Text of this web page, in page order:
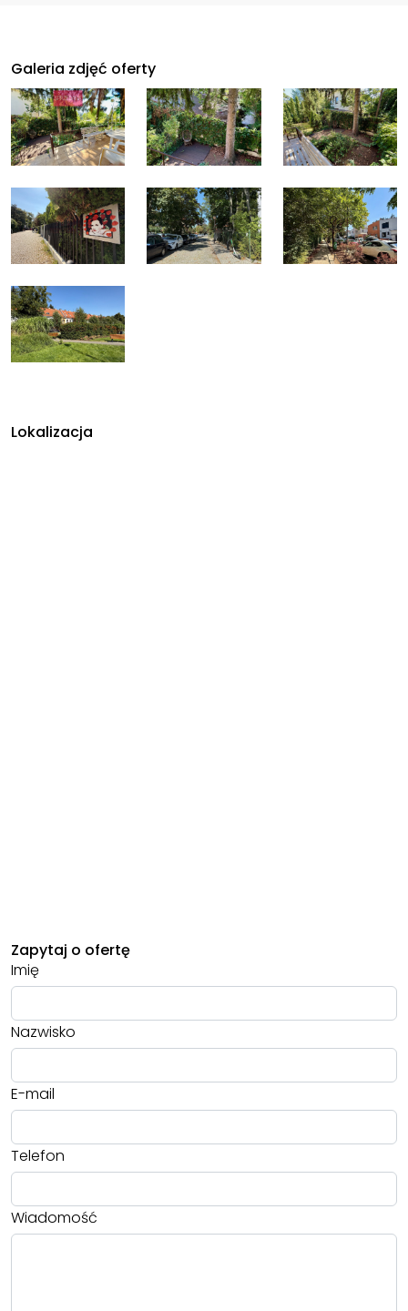
Galeria zdjęć oferty
Lokalizacja
Zapytaj o ofertę
Imię
Nazwisko
E-mail
Telefon
Wiadomość